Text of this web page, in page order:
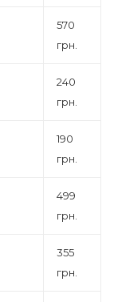
570
грн.
240
грн.
190
грн.
499
грн.
355
грн.